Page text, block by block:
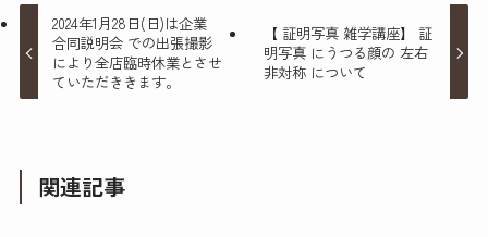
2024年1月28日(日)は企業
合同説明会 での出張撮影
により全店臨時休業とさせ
ていただききます。
【 証明写真 雑学講座】 証
明写真 にうつる顔の 左右
非対称 について
関連記事